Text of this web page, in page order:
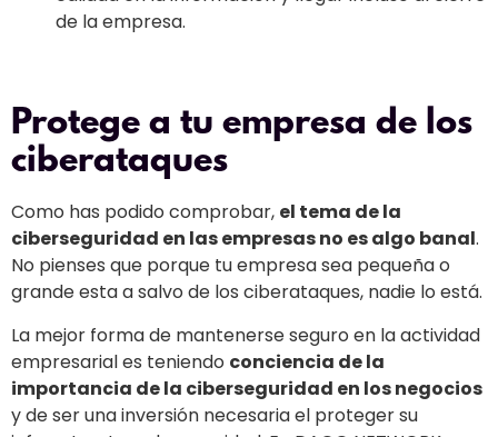
de la empresa.
Protege a tu empresa de los
ciberataques
Como has podido comprobar, el tema de la
ciberseguridad en las empresas no es algo banal.
No pienses que porque tu empresa sea pequeña o
grande esta a salvo de los ciberataques, nadie lo está.
La mejor forma de mantenerse seguro en la actividad
empresarial es teniendo conciencia de la
importancia de la ciberseguridad en los negocios
y de ser una inversión necesaria el proteger su